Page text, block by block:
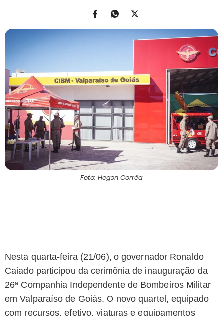
Foto: Hegon Corrêa
Nesta quarta-feira (21/06), o governador Ronaldo
Caiado participou da cerimônia de inauguração da
26ª Companhia Independente de Bombeiros Militar
em Valparaíso de Goiás. O novo quartel, equipado
com recursos, efetivo, viaturas e equipamentos